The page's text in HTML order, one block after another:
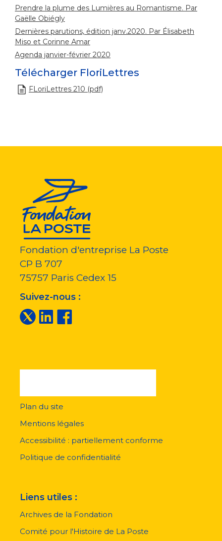
Prendre la plume des Lumières au Romantisme. Par
Gaëlle Obiégly
Dernières parutions, édition janv.2020. Par Élisabeth
Miso et Corinne Amar
Agenda janvier-février 2020
Télécharger FloriLettres
FLoriLettres 210 (pdf)
Fondation d'entreprise La Poste
CP B 707
75757 Paris Cedex 15
Suivez-nous :
pied
page
Plan du site
Mentions légales
Accessibilité : partiellement conforme
Politique de confidentialité
Liens utiles :
Archives de la Fondation
Comité pour l'Histoire de La Poste